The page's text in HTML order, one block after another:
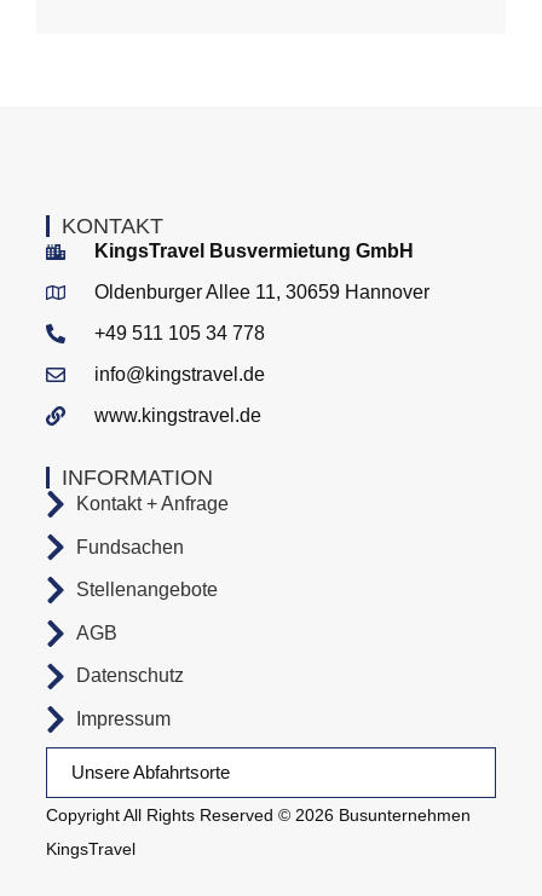
Copyright All Rights Reserved © 2026 Busunternehmen
KingsTravel
Unsere Abfahrtsorte
INFORMATION
Kontakt + Anfrage
Fundsachen
Stellenangebote
AGB
Datenschutz
Impressum
KONTAKT
KingsTravel Busvermietung GmbH
Oldenburger Allee 11, 30659 Hannover
+49 511 105 34 778
info@kingstravel.de
www.kingstravel.de